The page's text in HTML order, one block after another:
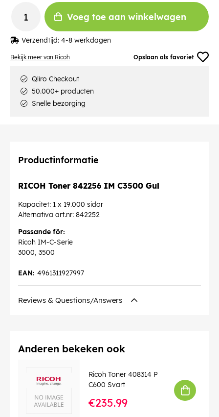
Bekijk meer van Ricoh Opslaan als favoriet
Voeg toe aan winkelwagen
Verzendtijd: 4-8 werkdagen
Qliro Checkout
50.000+ producten
Snelle bezorging
Productinformatie
RICOH Toner 842256 IM C3500 Gul
Kapacitet: 1 x 19.000 sidor
Alternativa art.nr: 842252
Passande för:
Ricoh IM-C-Serie
3000, 3500
4961311927997
EAN:
Reviews & Questions/Answers
Anderen bekeken ook
Ricoh Toner 408314 P
C600 Svart
€235.99